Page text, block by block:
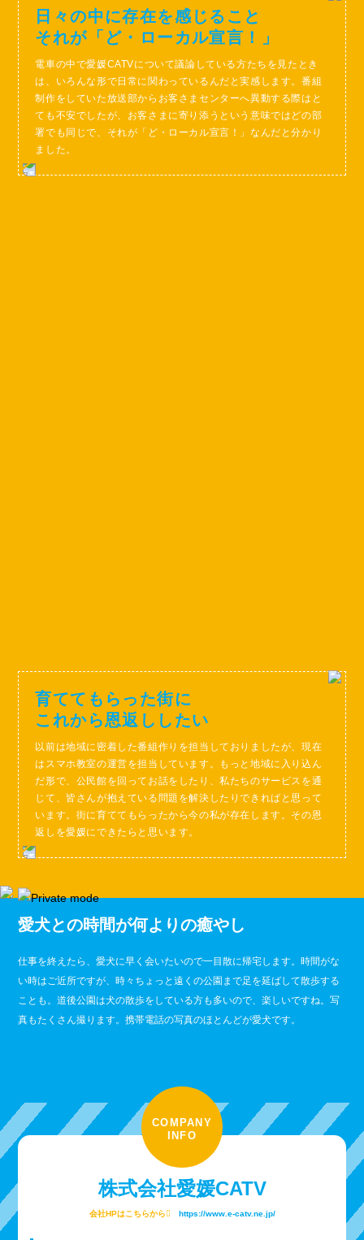
日々の中に存在を感じること
それが「ど・ローカル宣言！」
電車の中で愛媛CATVについて議論している方たちを見たとき
は、いろんな形で日常に関わっているんだと実感します。番組
制作をしていた放送部からお客さまセンターへ異動する際はと
ても不安でしたが、お客さまに寄り添うという意味ではどの部
署でも同じで、それが「ど・ローカル宣言！」なんだと分かり
ました。
育ててもらった街に
これから恩返ししたい
以前は地域に密着した番組作りを担当しておりましたが、現在
はスマホ教室の運営を担当しています。もっと地域に入り込ん
だ形で、公民館を回ってお話をしたり、私たちのサービスを通
じて、皆さんが抱えている問題を解決したりできればと思って
います。街に育ててもらったから今の私が存在します。その恩
返しを愛媛にできたらと思います。
愛犬との時間が何よりの癒やし
仕事を終えたら、愛犬に早く会いたいので一目散に帰宅します。時間がな
い時はご近所ですが、時々ちょっと遠くの公園まで足を延ばして散歩する
ことも。道後公園は犬の散歩をしている方も多いので、楽しいですね。写
真もたくさん撮ります。携帯電話の写真のほとんどが愛犬です。
COMPANY
INFO
株式会社愛媛CATV
会社HPはこちらから https://www.e-catv.ne.jp/